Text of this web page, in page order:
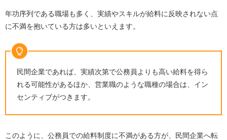
年功序列である職場も多く、実績やスキルが給料に反映されない点
に不満を抱いている方は多いといえます。
民間企業であれば、実績次第で公務員よりも高い給料を得ら
れる可能性があるほか、営業職のような職種の場合は、イン
センティブがつきます。
このように、公務員での給料制度に不満がある方が、民間企業へ転